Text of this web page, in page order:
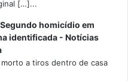
[…]...
homicídio em
identificada - Notícias
a tiros dentro de casa